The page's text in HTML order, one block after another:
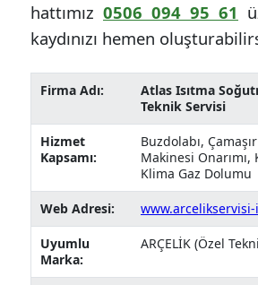
hattımız 0506 094 95 61
kaydınızı hemen
Firma Adı:
Atlas Isıtma
Teknik Servisi
Hizmet
Kapsamı:
Buzdolabı,
Makinesi
Klima Gaz Dolumu
Web Adresi:
Uyumlu
Marka:
ARÇELİK (Özel